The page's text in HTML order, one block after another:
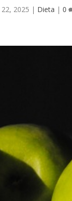
2025 | Dieta |0